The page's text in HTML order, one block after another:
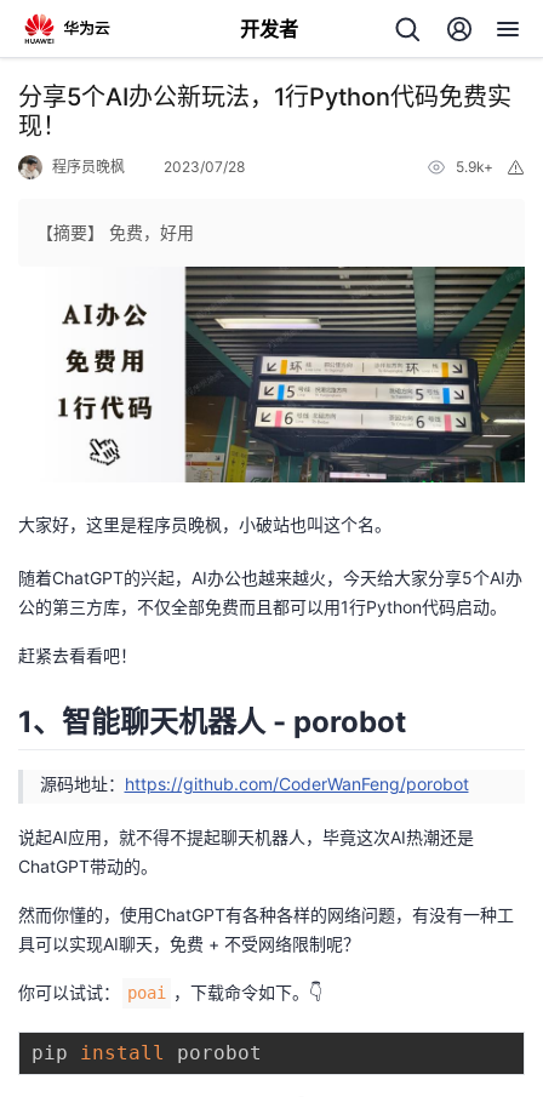
开发者
返
回
发
者
我
坛
圈
子
的
直
播
我
的
活
动
我
的
关
我
的
我
分享5个AI办公新玩法，1行Python代码免费实
现！
程序员晚枫 2023/07/28 5.9k+
【摘要】 免费，好用
大家好，这里是程序员晚枫，小破站也叫这个名。
随着ChatGPT的兴起，AI办公也越来越火，今天给大家分享5个AI办
公的第三方库，不仅全部免费而且都可以用1行Python代码启动。
赶紧去看看吧！
1、智能聊天机器人 - porobot
源码地址： https://github.com/CoderWanFeng/porobot
说起AI应用，就不得不提起聊天机器人，毕竟这次AI热潮还是
ChatGPT带动的。
然而你懂的，使用ChatGPT有各种各样的网络问题，有没有一种工
具可以实现AI聊天，免费 + 不受网络限制呢？
你可以试试： poai ，下载命令如下。👇
pip install